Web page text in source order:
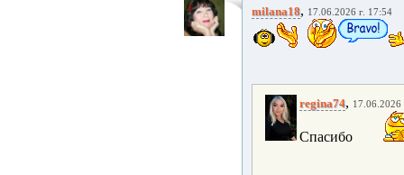
milana18, 17.06.2026 г. 17:54
regina74, 17.06.2026
Спасибо